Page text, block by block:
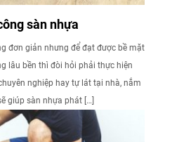
sàn nhựa
đơn giản nhưng để đạt được bề mặt
lâu bền thì đòi hỏi phải thực hiện
nghiệp hay tự lát tại nhà, nắm
giúp sàn nhựa phát […]